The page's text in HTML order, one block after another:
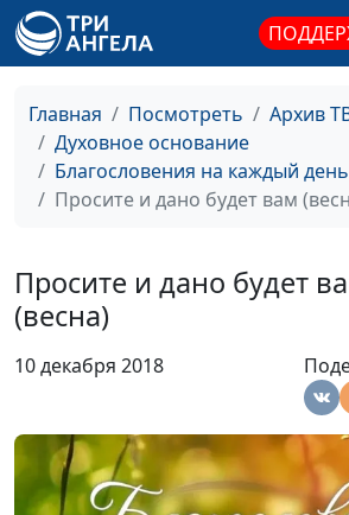
Главная Посмотреть
Архив
Духовное основание
Благословения на каждый день
Просите и дано будет вам
Просите и дано будет
(весна)
10 декабря 2018
Материальное
благополучие и
духовность (лето)
Материальное
благополучие и
духовность (весна)
Роман
Время для перемен
(осень)
Роман
Время для перемен
Роман
Время для перемен
(весна)
Роман